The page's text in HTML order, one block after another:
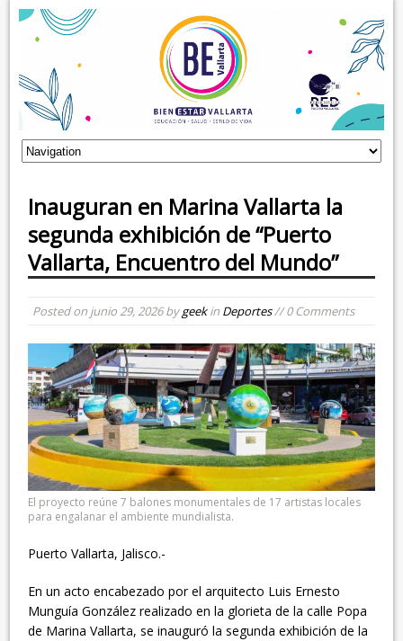
Inauguran en Marina Vallarta la
segunda exhibición de “Puerto
Vallarta, Encuentro del Mundo”
Posted on junio 29, 2026bygeekin Deportes// 0 Comments
El proyecto reúne 7 balones monumentales de 17 artistas locales
para engalanar el ambiente mundialista.
Puerto Vallarta, Jalisco.-
En un acto encabezado por el arquitecto Luis Ernesto
Munguía González realizado en la glorieta de la calle Popa
de Marina Vallarta, se inauguró la segunda exhibición de la